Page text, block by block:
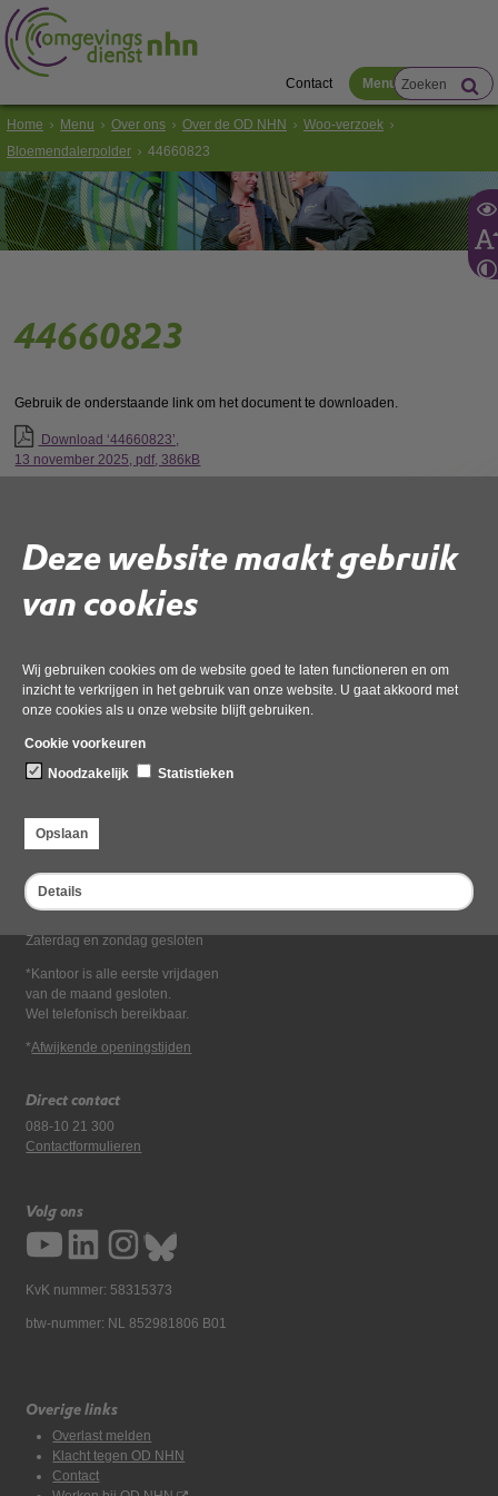
Deze website maakt gebruik
van cookies
Wij gebruiken cookies om de website goed te laten functioneren en om
inzicht te verkrijgen in het gebruik van onze website. U gaat akkoord met
onze cookies als u onze website blijft gebruiken.
Cookie voorkeuren
Noodzakelijk
Statistieken
Opslaan
Details
Contact Menu
Home Menu Over ons Over de OD NHN
Woo-verzoek
Bloemendalerpolder
44660823
44660823
Gebruik de onderstaande link om het document te downloaden.
Download ‘44660823’,
13 november 2025, pdf, 386kB
Bezoekadres
Dampten 2, 1624 NR Hoorn
Postbus 2095, 1620 EB Hoorn
Openingstijden kantoor
Maandag tot en met vrijdag*
van 08:00 tot 16:30
Zaterdag en zondag gesloten
*Kantoor is alle eerste vrijdagen
van de maand gesloten.
Wel telefonisch bereikbaar.
*Afwijkende openingstijden
Direct contact
088-10 21 300
Contactformulieren
Volg ons
KvK nummer: 58315373
btw-nummer: NL 852981806 B01
Overige links
Overlast melden
Klacht tegen OD NHN
Contact